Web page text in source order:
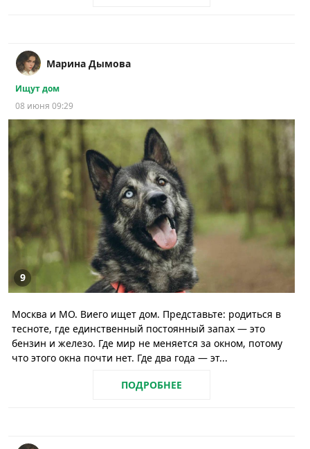
Марина Дымова
Ищут дом
08 июня 09:29
9
Москва и МО. Виего ищет дом. Представьте: родиться в
тесноте, где единственный постоянный запах — это
бензин и железо. Где мир не меняется за окном, потому
что этого окна почти нет. Где два года — эт...
ПОДРОБНЕЕ